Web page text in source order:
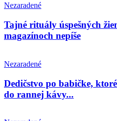
Nezaradené
Tajné rituály úspešných
magazínoch nepíše
Nezaradené
Dedičstvo po babičke,
do rannej kávy...